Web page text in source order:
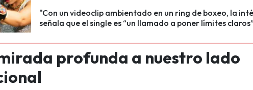
"Con un videoclip ambientado en un ring de boxeo, la
señala que el single es “un llamado a poner límites
profunda a nuestro lado